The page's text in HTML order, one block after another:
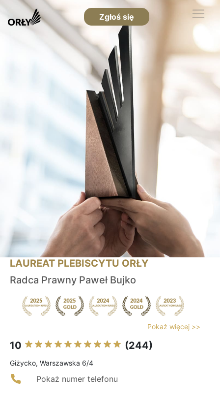
Zgłoś się
LAUREAT PLEBISCYTU ORŁY
Radca Prawny Paweł Bujko
Pokaż więcej >>
10 (244)
Giżycko, Warszawska 6/4
Pokaż numer telefonu